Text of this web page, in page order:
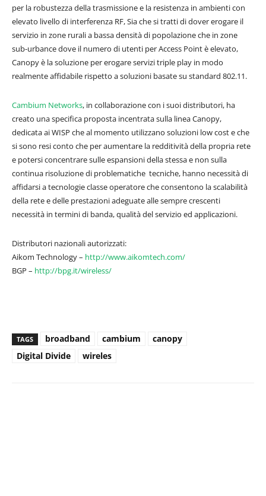
per la robustezza della trasmissione e la resistenza in ambienti con
elevato livello di interferenza RF, Sia che si tratti di dover erogare il
servizio in zone rurali a bassa densità di popolazione che in zone
sub-urbance dove il numero di utenti per Access Point è elevato,
Canopy è la soluzione per erogare servizi triple play in modo
realmente affidabile rispetto a soluzioni basate su standard 802.11.
Cambium Networks, in collaborazione con i suoi distributori, ha
creato una specifica proposta incentrata sulla linea Canopy,
dedicata ai WISP che al momento utilizzano soluzioni low cost e che
si sono resi conto che per aumentare la redditività della propria rete
e potersi concentrare sulle espansioni della stessa e non sulla
continua risoluzione di problematiche tecniche, hanno necessità di
affidarsi a tecnologie classe operatore che consentono la scalabilità
della rete e delle prestazioni adeguate alle sempre crescenti
necessità in termini di banda, qualità del servizio ed applicazioni.
Distributori nazionali autorizzati:
Aikom Technology – http://www.aikomtech.com/
BGP – http://bpg.it/wireless/
TAGS broadband cambium
canopy
Digital Divide
wireles